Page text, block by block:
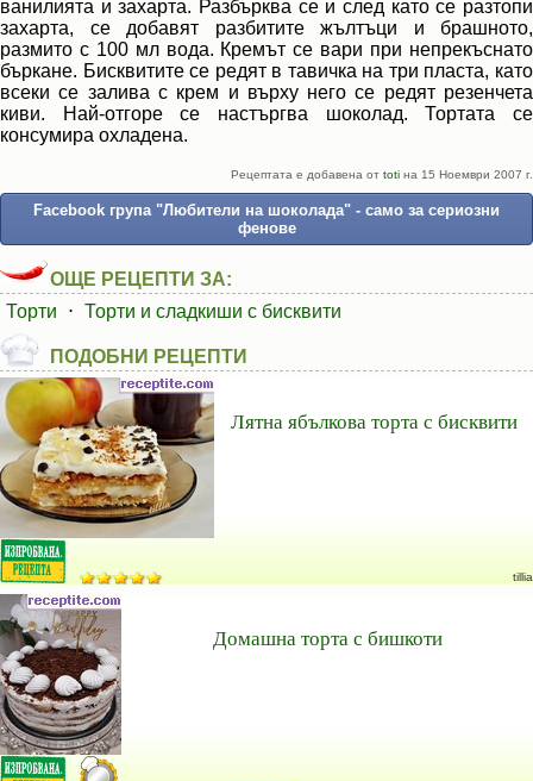
ванилията и захарта. Разбърква се и след като се разтопи
захарта, се добавят разбитите жълтъци и брашното,
размито с 100 мл вода. Кремът се вари при непрекъснато
бъркане. Бисквитите се редят в тавичка на три пласта, като
всеки се залива с крем и върху него се редят резенчета
киви. Най-отгоре се настъргва шоколад. Тортата се
консумира охладена.
Рецептата е добавена от toti на 15 Ноември 2007 г.
Facebook група "Любители на шоколада" - само за сериозни
фенове
ОЩЕ РЕЦЕПТИ ЗА:
Торти
⋅ Торти и сладкиши с бисквити
ПОДОБНИ РЕЦЕПТИ
Лятна ябълкова торта с бисквити
tillia
Домашна торта с бишкоти